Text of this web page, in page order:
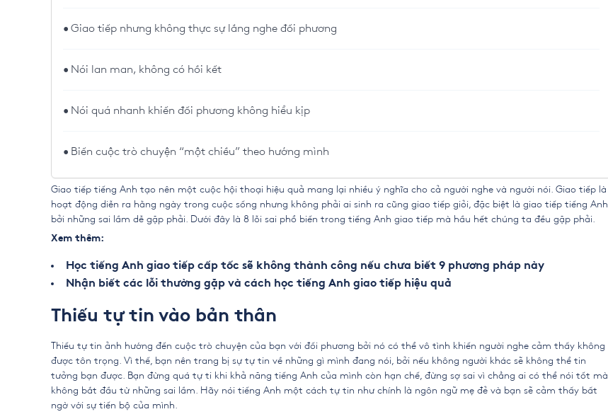
Giao tiếp nhưng không thực sự lắng nghe đối phương
Nói lan man, không có hồi kết
Nói quá nhanh khiến đối phương không hiểu kịp
Biến cuộc trò chuyện “một chiều” theo hướng mình
Giao tiếp tiếng Anh tạo nên một cuộc hội thoại hiệu quả mang lại nhiều ý nghĩa cho cả người nghe và người nói. Giao tiếp là
hoạt động diễn ra hằng ngày trong cuộc sống nhưng không phải ai sinh ra cũng giao tiếp giỏi, đặc biệt là giao tiếp tiếng Anh
bởi những sai lầm dễ gặp phải. Dưới đây là 8 lỗi sai phổ biến trong tiếng Anh giao tiếp mà hầu hết chúng ta đều gặp phải.
Xem thêm:
Học tiếng Anh giao tiếp cấp tốc sẽ không thành công nếu chưa biết 9 phương pháp này
Nhận biết các lỗi thường gặp và cách học tiếng Anh giao tiếp hiệu quả
Thiếu tự tin vào bản thân
Thiếu tự tin ảnh hướng đến cuộc trò chuyện của bạn với đối phương bởi nó có thể vô tình khiến người nghe cảm thấy không
được tôn trọng. Vì thế, bạn nên trang bị sự tự tin về những gì mình đang nói, bởi nếu không người khác sẽ không thể tin
tưởng bạn được. Bạn đừng quá tự ti khi khả năng tiếng Anh của mình còn hạn chế, đừng sợ sai vì chẳng ai có thể nói tốt mà
không bắt đầu từ những sai lầm. Hãy nói tiếng Anh một cách tự tin như chính là ngôn ngữ mẹ đẻ và bạn sẽ cảm thấy bất
ngờ với sự tiến bộ của mình.